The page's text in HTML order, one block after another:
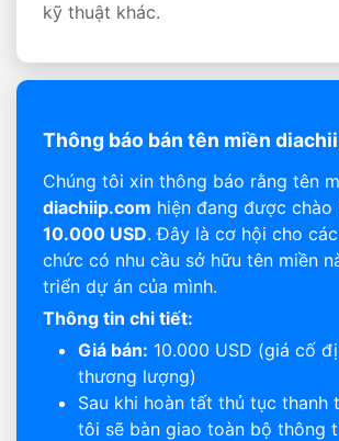
kỹ thuật khác.
Thông báo bán tên miền
Chúng tôi xin thông báo rằng tên
diachiip.com hiện đang được chào
10.000 USD. Đây là cơ hội cho
chức có nhu cầu sở hữu tên miền
triển dự án của mình.
Thông tin chi tiết:
Giá bán: 10.000 USD (giá cố
thương lượng)
Sau khi hoàn tất thủ tục thanh
tôi sẽ bàn giao toàn bộ thông